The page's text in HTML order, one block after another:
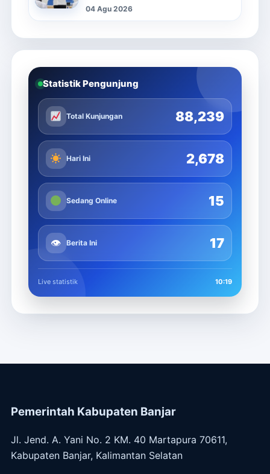
04 Agu 2026
Statistik Pengunjung
Total Kunjungan 88,239
Hari Ini 2,678
Sedang Online 15
👁 Berita Ini 17
Live statistik 10:19
Pemerintah Kabupaten Banjar
Jl. Jend. A. Yani No. 2 KM. 40 Martapura 70611,
Kabupaten Banjar, Kalimantan Selatan